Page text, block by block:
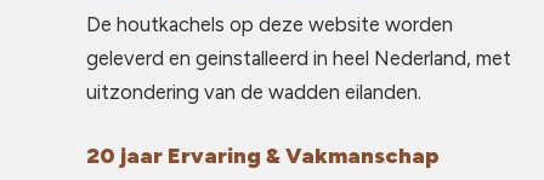
De houtkachels op deze website worden
geleverd en geinstalleerd in heel Nederland, met
uitzondering van de wadden eilanden.
20 jaar Ervaring & Vakmanschap